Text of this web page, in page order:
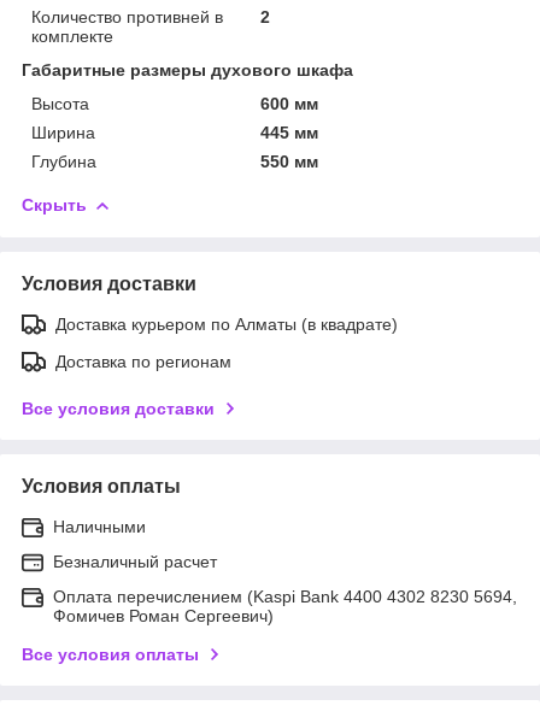
Количество противней в
комплекте
2
Габаритные размеры духового шкафа
Высота
600 мм
Ширина
445 мм
Глубина
550 мм
Скрыть
Условия доставки
Доставка курьером по Алматы (в квадрате)
Доставка по регионам
Все условия доставки
Условия оплаты
Наличными
Безналичный расчет
Оплата перечислением (Kaspi Bank 4400 4302 8230 5694,
Фомичев Роман Сергеевич)
Все условия оплаты